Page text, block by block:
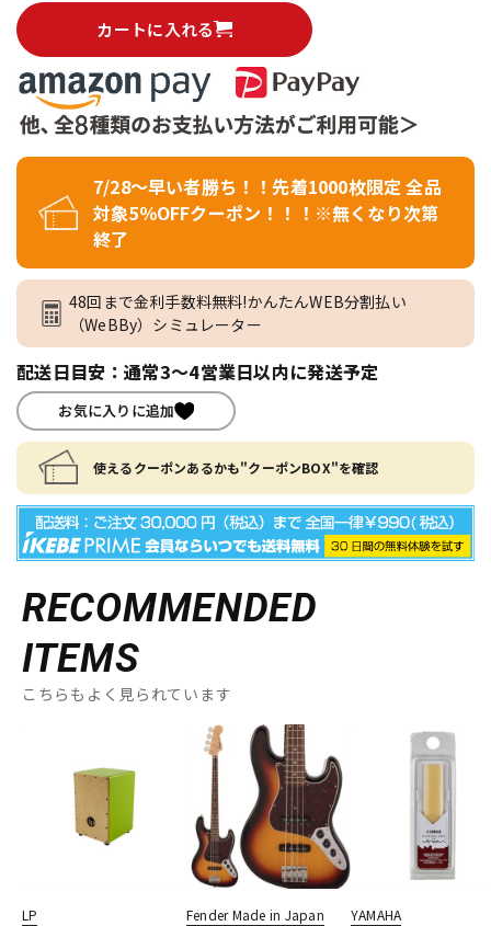
カートに入れる
7/28～早い者勝ち！！先着1000枚限定 全品
対象5％OFFクーポン！！！※無くなり次第
終了
48回まで金利手数料無料!かんたんWEB分割払い
（WeBBy）シミュレーター
配送日目安：通常3～4営業日以内に発送予定
お気に入りに追加
使えるクーポンあるかも"クーポンBOX"を確認
RECOMMENDED
ITEMS
こちらもよく見られています
LP
Fender Made in Japan
YAMAHA